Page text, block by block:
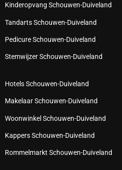
Kinderopvang Schouwen-Duiveland
Tandarts Schouwen-Duiveland
Pedicure Schouwen-Duiveland
Stemwijzer Schouwen-Duiveland
Hotels Schouwen-Duiveland
Makelaar Schouwen-Duiveland
Woonwinkel Schouwen-Duiveland
Kappers Schouwen-Duiveland
Rommelmarkt Schouwen-Duiveland